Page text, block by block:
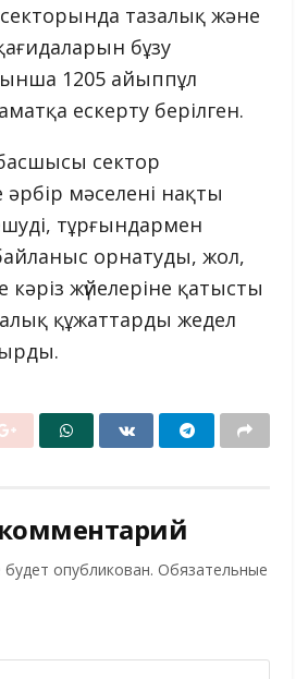
тазалық және
бұзу
1205 айыппұл
ескерту берілген.
сектор
әрбір мәселені нақты
тұрғындармен
орнатуды, жол,
жүйелеріне қатысты
құжаттарды жедел
опубликован. Обязательные